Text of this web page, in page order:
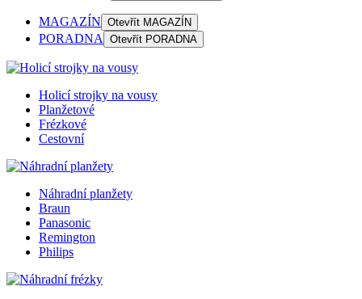
MAGAZÍN Otevřít MAGAZÍN
PORADNA Otevřít PORADNA
Holicí strojky na vousy
Planžetové
Frézkové
Cestovní
Náhradní planžety
Braun
Panasonic
Remington
Philips